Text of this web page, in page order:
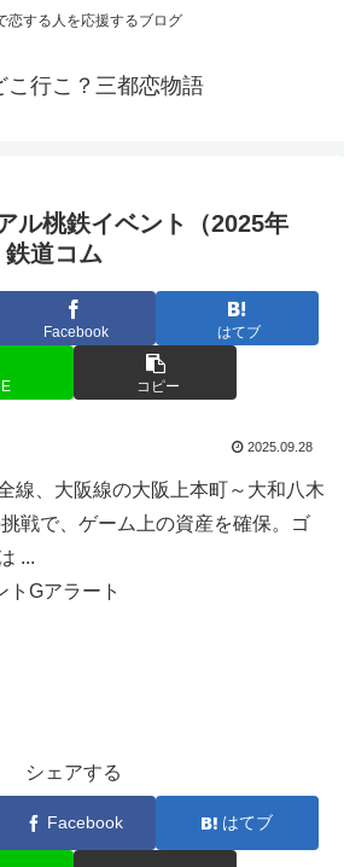
恋する人を応援するブログ
こ行こ？三都恋物語
ル桃鉄イベント
（2025年
道コム
Facebook はてブ
コピー
2025.09.28
線、大阪線の大阪上本町～大和八木
戦で、ゲーム上の資産を確保。ゴ
...
トGアラート
シェアする
Facebook はてブ